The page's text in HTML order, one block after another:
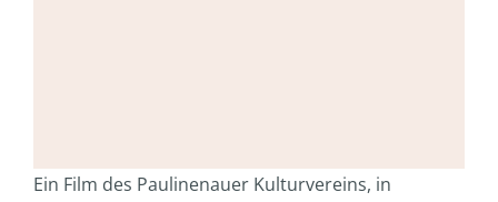
Ein Film des Paulinenauer Kulturvereins, in